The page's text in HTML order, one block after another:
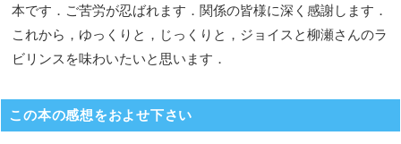
本です．ご苦労が忍ばれます．関係の皆様に深く感謝します．
これから，ゆっくりと，じっくりと，ジョイスと柳瀬さんのラ
ビリンスを味わいたいと思います．
この本の感想をおよせ下さい